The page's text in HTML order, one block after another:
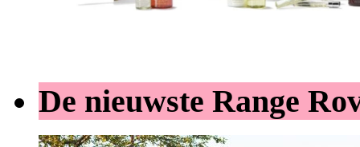
De nieuwste Range